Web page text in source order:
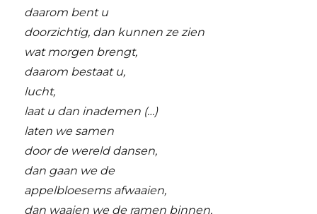
daarom bent u
doorzichtig, dan kunnen ze zien
wat morgen brengt,
daarom bestaat u,
lucht,
laat u dan inademen (…)
laten we samen
door de wereld dansen,
dan gaan we de
appelbloesems afwaaien,
dan waaien we de ramen binnen,